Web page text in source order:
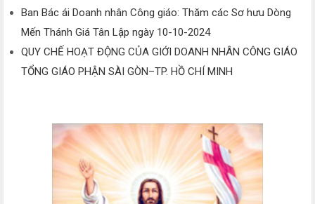
Ban Bác ái Doanh nhân Công giáo: Thăm các Sơ hưu Dòng
Mến Thánh Giá Tân Lập ngày 10-10-2024
QUY CHẾ HOẠT ĐỘNG CỦA GIỚI DOANH NHÂN CÔNG GIÁO
TỔNG GIÁO PHẬN SÀI GÒN–TP. HỒ CHÍ MINH